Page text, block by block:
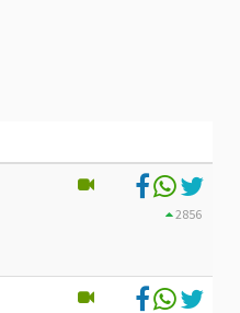
2856